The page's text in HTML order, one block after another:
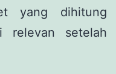
yang dihitung
relevan setelah